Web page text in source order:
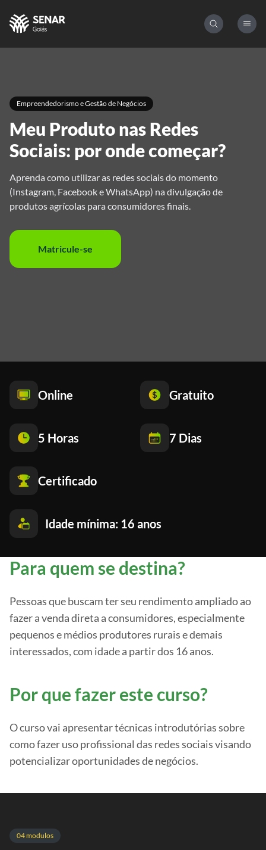
Empreendedorismo e Gestão de Negócios
Meu Produto nas Redes
Sociais: por onde começar?
Aprenda como utilizar as redes sociais do momento
(Instagram, Facebook e WhatsApp) na divulgação de
produtos agrícolas para consumidores finais.
Matricule-se
Online Gratuito
5 Horas 7 Dias
Certificado
Idade mínima: 16 anos
Para quem se destina?
Pessoas que buscam ter seu rendimento ampliado ao
fazer a venda direta a consumidores, especialmente
pequenos e médios produtores rurais e demais
interessados, com idade a partir dos 16 anos.
Por que fazer este curso?
O curso vai apresentar técnicas introdutórias sobre
como fazer uso profissional das redes sociais visando
potencializar oportunidades de negócios.
04 modulos